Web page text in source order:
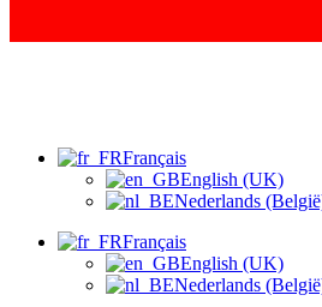
Français
English (UK)
Nederlands
Français
English (UK)
Nederlands